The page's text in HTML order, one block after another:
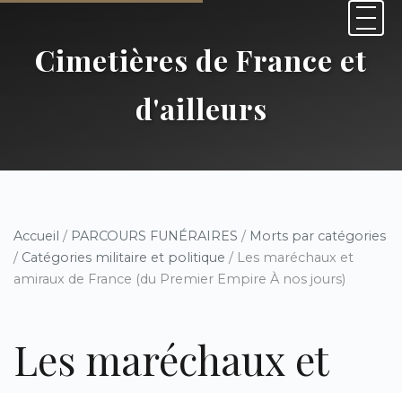
Cimetières de France et
d'ailleurs
Accueil / PARCOURS FUNÉRAIRES / Morts par catégories
/ Catégories militaire et politique / Les maréchaux et
amiraux de France (du Premier Empire À nos jours)
Les maréchaux et